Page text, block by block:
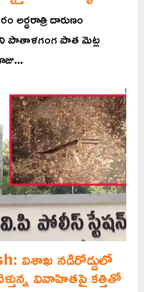
అర్ధరాత్రి దారుణం
పాతాళగంగ పాత మెట్ల
విశాఖ నడిరోడ్డులో
వివాహితపై కత్తితో